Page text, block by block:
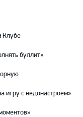
Клубе
буллит»
игру с недонастроем»